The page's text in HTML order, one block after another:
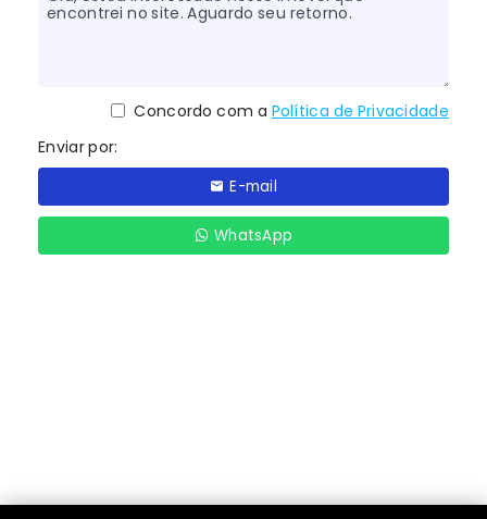
Concordo com a Política de Privacidade
Enviar por:
E-mail
WhatsApp